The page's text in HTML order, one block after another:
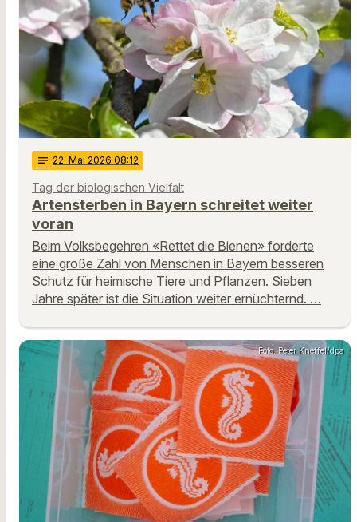
notes 22. Mai 2026 08:12
Tag der biologischen Vielfalt
Artensterben in Bayern schreitet weiter
voran
Beim Volksbegehren «Rettet die Bienen» forderte
eine große Zahl von Menschen in Bayern besseren
Schutz für heimische Tiere und Pflanzen. Sieben
Jahre später ist die Situation weiter ernüchternd. …
Foto: Peter Kneffel/dpa